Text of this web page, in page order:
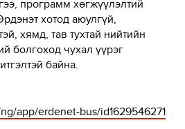
программ хөгжүүлэлтий
хотод аюулгүй,
хямд, тав тухтай нийтийн
болгоход чухал үүрэг
байна.
app/erdenet-bus/id1629546271